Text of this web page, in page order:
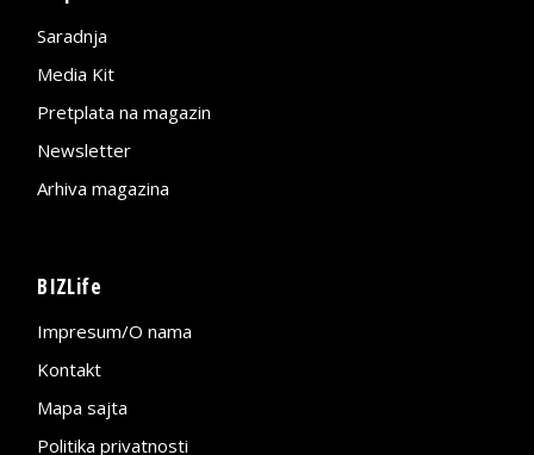
Saradnja
Media Kit
Pretplata na magazin
Newsletter
Arhiva magazina
BIZLife
Impresum/O nama
Kontakt
Mapa sajta
Politika privatnosti